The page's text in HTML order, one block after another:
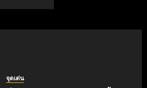
36 ปีแห่ง
เดินหน้า
จุดเด่น